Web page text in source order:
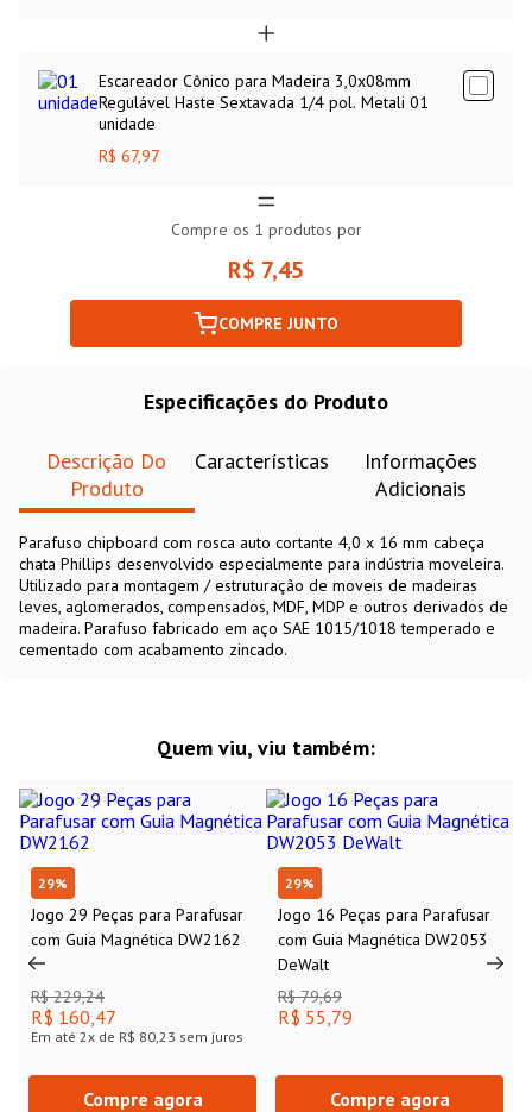
Escareador Cônico para Madeira 3,0x08mm
Regulável Haste Sextavada 1/4 pol. Metali 01
unidade
R$ 67,97
Compre os 1 produtos por
R$ 7,45
COMPRE JUNTO
Especificações do Produto
Descrição Do
Produto
Características
Informações
Adicionais
Parafuso chipboard com rosca auto cortante 4,0 x 16 mm cabeça
chata Phillips desenvolvido especialmente para indústria moveleira.
Utilizado para montagem / estruturação de moveis de madeiras
leves, aglomerados, compensados, MDF, MDP e outros derivados de
madeira. Parafuso fabricado em aço SAE 1015/1018 temperado e
cementado com acabamento zincado.
Quem viu, viu também:
29%
Jogo 29 Peças para Parafusar
com Guia Magnética DW2162
R$ 229,24
R$ 160,47
Em até 2x de R$ 80,23 sem juros
Compre agora
29%
Jogo 16 Peças para Parafusar
com Guia Magnética DW2053
DeWalt
R$ 79,69
R$ 55,79
Compre agora